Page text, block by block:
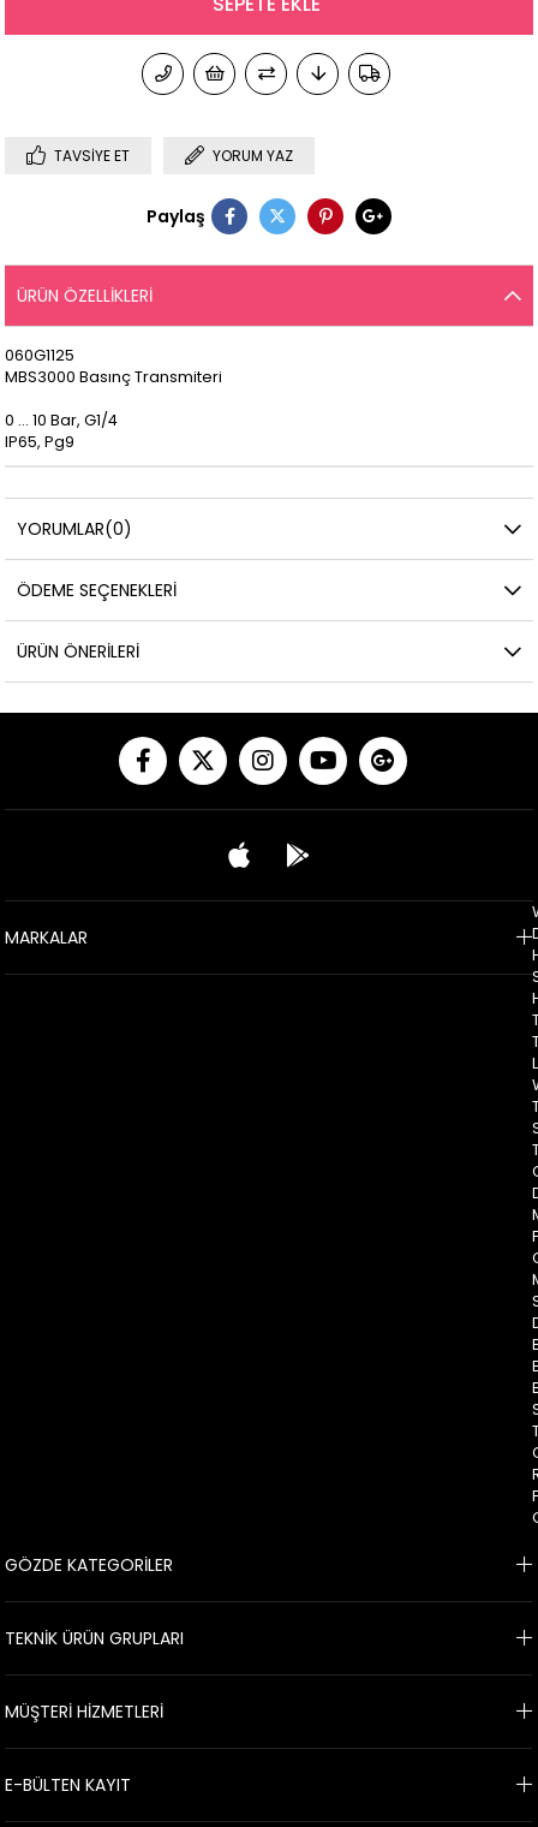
TAVSIYE ET YORUM YAZ
Paylaş
ÜRÜN ÖZELLIKLERI
060G1125
MBS3000 Basınç Transmiteri
0 ... 10 Bar, G1/4
IP65, Pg9
YORUMLAR(0)
ÖDEME SEÇENEKLERI
ÜRÜN ÖNERILERI
MARKALAR
GÖZDE KATEGORİLER
TEKNİK ÜRÜN GRUPLARI
MÜŞTERİ HİZMETLERİ
E-BÜLTEN KAYIT